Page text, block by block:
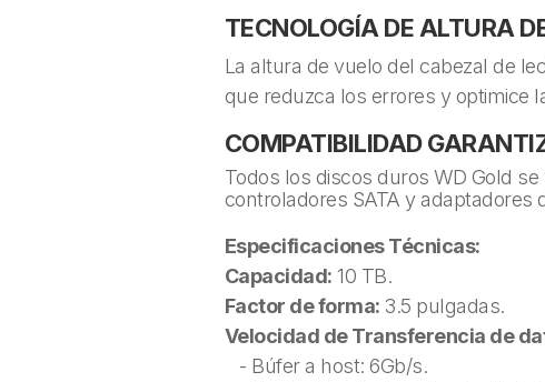
TECNOLOGÍA DE ALTURA
La altura de vuelo del cabezal de
que reduzca los errores y optimice
COMPATIBILIDAD
Todos los discos duros WD Gold
controladores SATA y adaptadores
Especificaciones Técnicas:
Capacidad: 10 TB.
Factor de forma: 3.5 pulgadas.
Velocidad de Transferencia de
- Búfer a host: 6Gb/s.